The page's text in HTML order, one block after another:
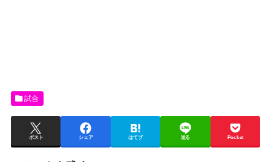
試合
ポスト シェア はてブ 送る Pocket